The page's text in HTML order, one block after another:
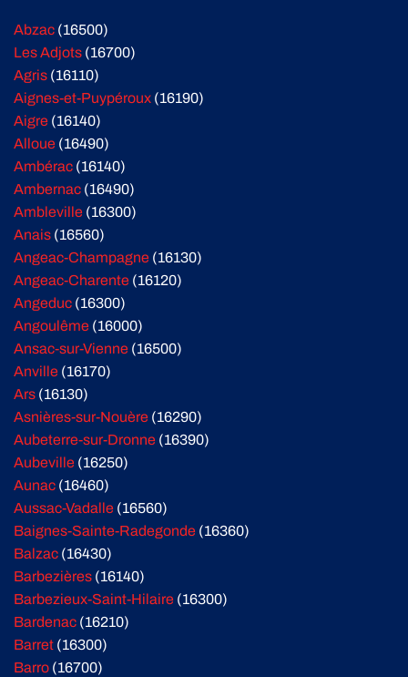
Abzac (16500)
Les Adjots (16700)
Agris (16110)
Aignes-et-Puypéroux (16190)
Aigre (16140)
Alloue (16490)
Ambérac (16140)
Ambernac (16490)
Ambleville (16300)
Anais (16560)
Angeac-Champagne (16130)
Angeac-Charente (16120)
Angeduc (16300)
Angoulême (16000)
Ansac-sur-Vienne (16500)
Anville (16170)
Ars (16130)
Asnières-sur-Nouère (16290)
Aubeterre-sur-Dronne (16390)
Aubeville (16250)
Aunac (16460)
Aussac-Vadalle (16560)
Baignes-Sainte-Radegonde (16360)
Balzac (16430)
Barbezières (16140)
Barbezieux-Saint-Hilaire (16300)
Bardenac (16210)
Barret (16300)
Barro (16700)